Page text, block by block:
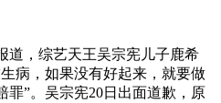
道，综艺天王吴宗宪儿子鹿希
病，如果没有好起来，就要做
罪”。吴宗宪20日出面道歉，原